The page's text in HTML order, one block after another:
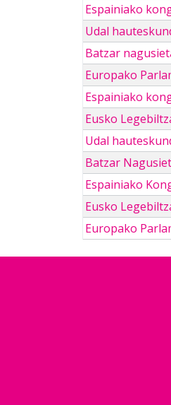
Espainiako
Udal
Batzar
Europako
Espainiako
Eusko
Udal
Batzar
Espainiako
Eusko
Europako